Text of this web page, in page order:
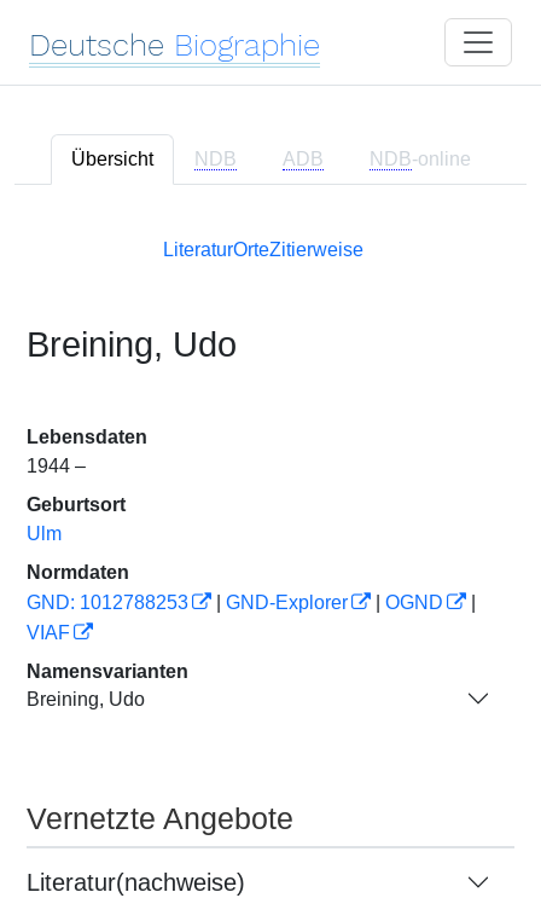
Deutsche Biographie
Übersicht NDB ADB NDB-online
LiteraturOrteZitierweise
Breining, Udo
Lebensdaten
1944 –
Geburtsort
Ulm
Normdaten
GND: 1012788253
GND-Explorer OGND
VIAF
Namensvarianten
Breining, Udo
Vernetzte Angebote
Literatur(nachweise)